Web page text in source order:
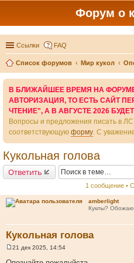
Форум о
Ссылки FAQ
Список форумов Мир кукол
В БЛИЖАЙШЕЕ ВРЕМЯ НА
АВТОРИЗАЦИЯ, ТО ЕСТЬ САЙТ
ЧТЕНИЕ", А В АВГУСТЕ 2026
Вопросы и предложения писать в
соответствующую форму. С
Кукольная голова
Ответить
1 сообщение •
amberlight
Куклы?
Кукольная голова
21 дек 2025, 14:54